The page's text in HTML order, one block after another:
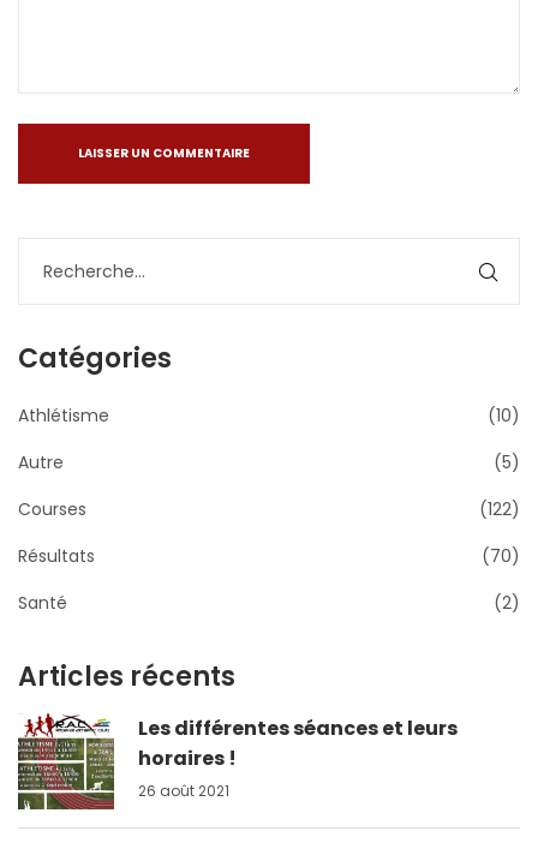
Catégories
Athlétisme
(10)
Autre
(5)
Courses
(122)
Résultats
(70)
Santé
(2)
Articles récents
Les différentes séances et leurs
horaires !
26 août 2021